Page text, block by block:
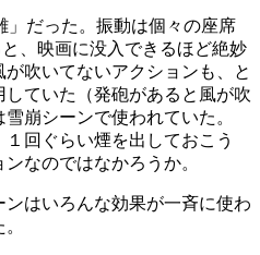
だった。振動は個々の座席
、映画に没入できるほど絶妙
吹いてないアクションも、と
ていた（発砲があると風が吹
崩シーンで使われていた。
１回ぐらい煙を出しておこう
なのではなかろうか。
はいろんな効果が一斉に使わ